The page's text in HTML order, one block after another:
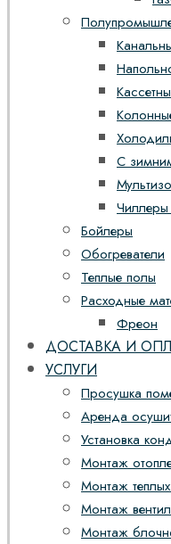
С
Бойлеры
Обогреватели
Теплые полы
Расходные
Фреон
ДОСТАВКА И
УСЛУГИ
Просушка
Аренда
Установка
Монтаж
Монтаж
Монтаж
Монтаж